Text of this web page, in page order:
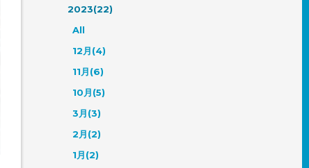
2023(22)
All
12月(4)
11月(6)
10月(5)
3月(3)
2月(2)
1月(2)